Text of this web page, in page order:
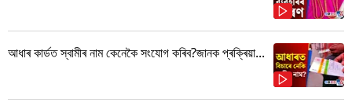
আধাৰ কাৰ্ডত স্বামীৰ নাম কেনেকৈ সংযোগ কৰিব?জানক প্ৰক্ৰিয়া...